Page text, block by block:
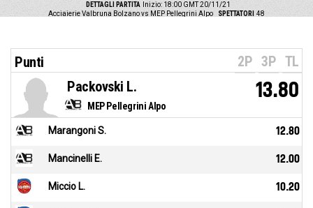
DETTAGLI PARTITA
Inizio: 18:00 GMT 20/11/21
Acciaierie Valbruna Bolzano vs MEP Pellegrini Alpo
SPETTATORI 48
Punti 2P 3P TL
MEP Pellegrini Alpo
Packovski L. 13.80
Marangoni S. 12.80
Mancinelli E. 12.00
Miccio L. 10.20